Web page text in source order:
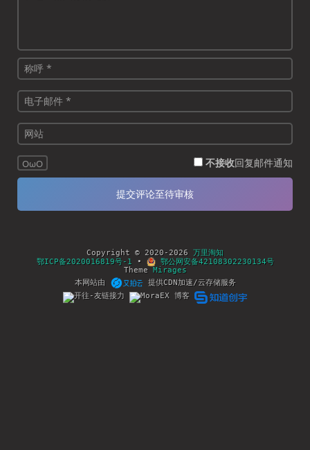
OωO 不接收回复邮件通知
Copyright © 2020-2026 万里淘知
鄂ICP备2020016819号-1 •
鄂公网安备42108302230134号
Theme Mirages
本网站由
提供CDN加速/云存储服务